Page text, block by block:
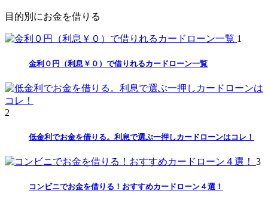
目的別にお金を借りる
1
金利０円（利息￥０）で借りれるカードローン一覧
2
低金利でお金を借りる。利息で選ぶ一押しカードローンはコレ！
3
コンビニでお金を借りる！おすすめカードローン４選！